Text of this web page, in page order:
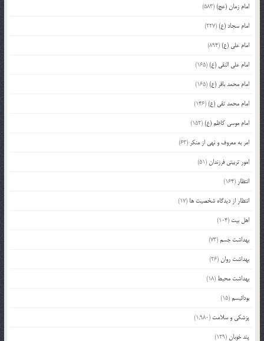
امام زمان (عج)(583)
امام سجاد (ع)(227)
امام علی (ع)(894)
امام علی النقی (ع)(165)
امام محمد باقر (ع)(165)
امام محمد تقی (ع)(146)
امام موسی کاظم (ع)(152)
امر به معروف و نهی از منکر (63)
امور تربیتی فرزندان(51)
انتظار (164)
انتظار از دیدگاه شخصیت ها (17)
اهل بیت (104)
بهداشت جسم(73)
بهداشت روان(26)
بهداشت محیط (18)
بودائیسم(15)
پزشکی و سلامت (1,980)
پند خوبان(129)